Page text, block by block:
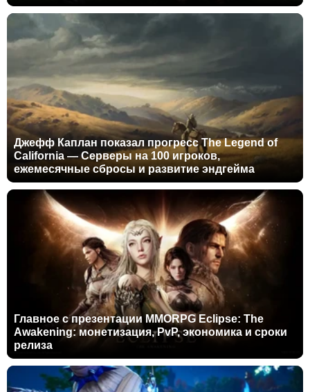
Джефф Каплан показал прогресс The Legend of
California — Серверы на 100 игроков,
ежемесячные сбросы и развитие эндгейма
Главное с презентации MMORPG Eclipse: The
Awakening: монетизация, PvP, экономика и сроки
релиза